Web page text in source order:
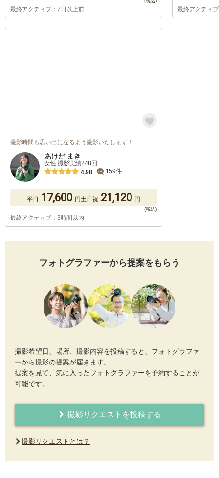
最終アクティブ：7日以上前 最終アクティ
撮影時間も思い出になるよう撮影いたします！
あけだ まき
女性 撮影実績248回
4.98
159件
平日 17,600 円土日祝 21,120 円
最終アクティブ：3時間以内
フォトグラファーから提案をもらう
撮影希望日、場所、撮影内容を投稿すると、フォトグラファ
ーから撮影の提案が届きます。
提案を見て、気に入ったフォトグラファーを予約することが
可能です。
撮影リクエストを投稿する
撮影リクエストとは？